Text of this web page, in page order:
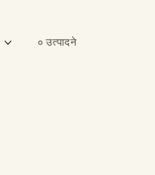
० उत्पादने